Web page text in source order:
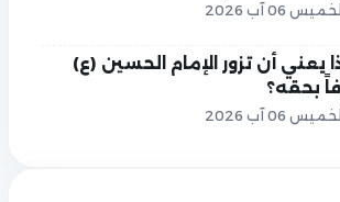
الخميس 06 آب 2026
يعني أن تزور الإمام الحسين (ع)
بحقه؟
الخميس 06 آب 2026